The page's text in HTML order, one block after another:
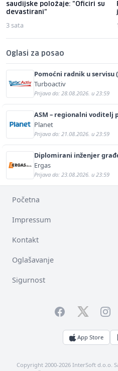
saudijske položaje: "Oficiri su
devastirani"
3 sata
Oglasi za posao
Pomoćni radnik u servisu
Turboactiv
Prijava do: 28.08.2026. u 23:59
ASM – regionalni voditelj
Planet
Prijava do: 21.08.2026. u 23:59
Diplomirani inženjer
Ergas
Prijava do: 23.08.2026. u 23:59
Početna
Impressum
Kontakt
Oglašavanje
Sigurnost
FacebookTwitter
App Store
Copyright 2000-2026 InterSoft d.o.o.